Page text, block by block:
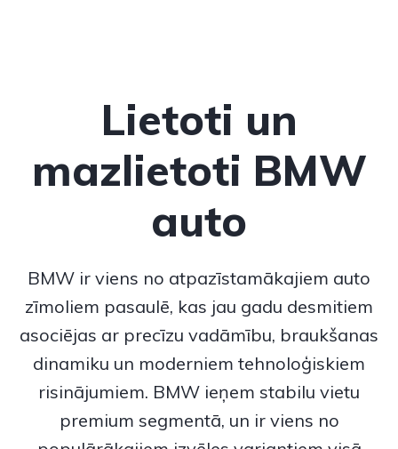
Lietoti un
mazlietoti BMW
auto
BMW ir viens no atpazīstamākajiem auto
zīmoliem pasaulē, kas jau gadu desmitiem
asociējas ar precīzu vadāmību, braukšanas
dinamiku un moderniem tehnoloģiskiem
risinājumiem. BMW ieņem stabilu vietu
premium segmentā, un ir viens no